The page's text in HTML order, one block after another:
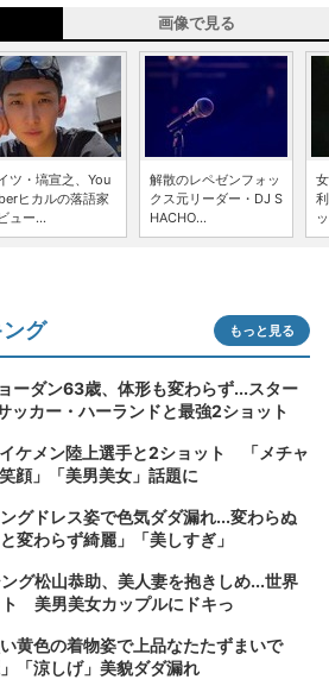
画像で見る
ツ・塙宣之、You
ヒカルの落語家
ュー...
解散のレペゼンフォッ
クス元リーダー・DJ S
HACHO...
グ もっと見る
ーダン63歳、体形も変わらず...スター
カー・ハーランドと最強2ショット
ケメン陸上選手と2ショット 「メチャ
顔」「美男美女」話題に
グドレス姿で色気ダダ漏れ...変わらぬ
わらず綺麗」「美しすぎ」
グ松山恭助、美人妻を抱きしめ...世界
美男美女カップルにドキっ
黄色の着物姿で上品なたたずまいで
「涼しげ」美貌ダダ漏れ